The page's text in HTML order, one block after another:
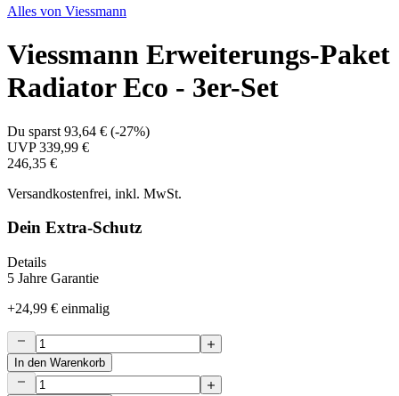
Alles von Viessmann
Viessmann Erweiterungs-Paket
Radiator Eco - 3er-Set
Du sparst 93,64 € (-27%)
UVP339,99 €
246,35 €
Versandkostenfrei, inkl. MwSt.
Dein Extra-Schutz
Details
5 Jahre Garantie
+24,99 € einmalig
In den Warenkorb